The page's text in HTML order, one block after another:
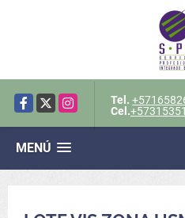
Facebook
X Instagram Tel.
Cel.
MENÚ